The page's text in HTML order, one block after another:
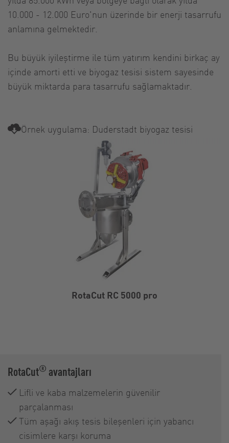
RotaCut RC 5000 pro
10.000 - 12.000 Euro'nun üzerinde bir enerji tasarrufu
anlamına gelmektedir.
Bu büyük iyileştirme ile tüm yatırım kendini birkaç ay
içinde amorti etti ve biyogaz tesisi sistem sayesinde
büyük miktarda para tasarrufu sağlamaktadır.
Örnek uygulama: Duderstadt biyogaz tesisi
RotaCut® avantajları
Lifli ve kaba malzemelerin güvenilir
parçalanması
Tüm aşağı akış tesis bileşenleri için yabancı
cisimlere karşı koruma